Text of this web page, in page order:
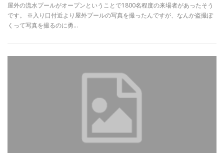
屋外の流水プールがオープンということで1800名程度の来場者があったそう
です。 ※入り口付近より屋外プールの写真を撮ったんですが、なんか盗撮ぽ
くって写真を撮るのに勇…